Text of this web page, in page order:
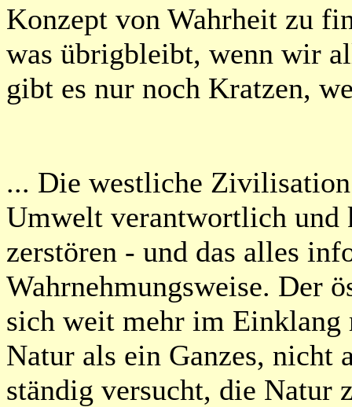
Konzept von Wahrheit zu
was übrigbleibt, wenn wir
gibt es nur noch Kratzen,
... Die westliche
Umwelt verantwortlich und
zerstören - und das alles
Wahrnehmungsweise. Der
sich weit mehr im Einklang
Natur als ein Ganzes, nicht
ständig versucht, die Natur